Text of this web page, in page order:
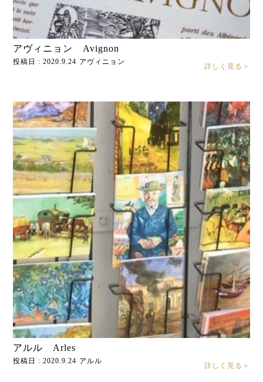
アヴィニョン Avignon
投稿日 : 2020.9.24 アヴィニョン
詳しく見る＞
アルル Arles
投稿日 : 2020.9.24 アルル
詳しく見る＞